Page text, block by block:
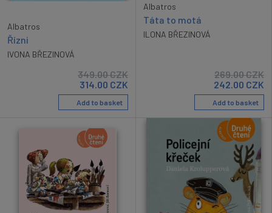
Albatros
Řízni
IVONA BŘEZINOVÁ
349.00CZK
314.00 CZK
Add to basket
Albatros
Táta to motá
ILONA BŘEZINOVÁ
269.00CZK
242.00 CZK
Add to basket